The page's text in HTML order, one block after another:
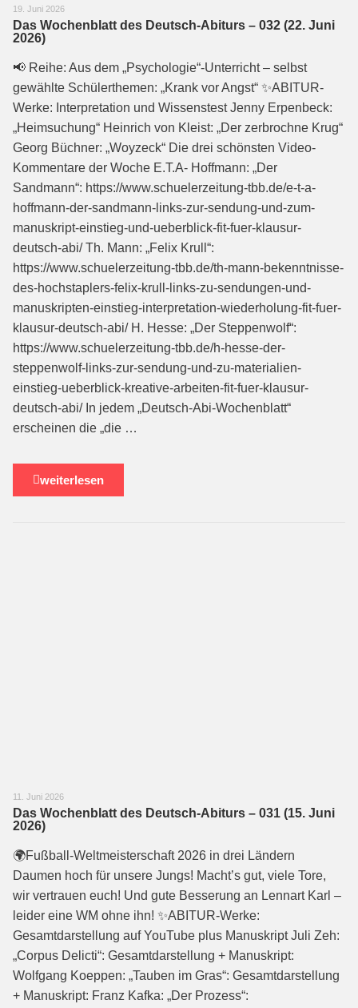
19. Juni 2026
Das Wochenblatt des Deutsch-Abiturs – 032 (22. Juni
2026)
📢 Reihe: Aus dem „Psychologie“-Unterricht – selbst
gewählte Schülerthemen: „Krank vor Angst“ ✨ABITUR-
Werke: Interpretation und Wissenstest Jenny Erpenbeck:
„Heimsuchung“ Heinrich von Kleist: „Der zerbrochne Krug“
Georg Büchner: „Woyzeck“ Die drei schönsten Video-
Kommentare der Woche E.T.A- Hoffmann: „Der
Sandmann“: https://www.schuelerzeitung-tbb.de/e-t-a-
hoffmann-der-sandmann-links-zur-sendung-und-zum-
manuskript-einstieg-und-ueberblick-fit-fuer-klausur-
deutsch-abi/ Th. Mann: „Felix Krull“:
https://www.schuelerzeitung-tbb.de/th-mann-bekenntnisse-
des-hochstaplers-felix-krull-links-zu-sendungen-und-
manuskripten-einstieg-interpretation-wiederholung-fit-fuer-
klausur-deutsch-abi/ H. Hesse: „Der Steppenwolf“:
https://www.schuelerzeitung-tbb.de/h-hesse-der-
steppenwolf-links-zur-sendung-und-zu-materialien-
einstieg-ueberblick-kreative-arbeiten-fit-fuer-klausur-
deutsch-abi/ In jedem „Deutsch-Abi-Wochenblatt“
erscheinen die „die …
weiterlesen
11. Juni 2026
Das Wochenblatt des Deutsch-Abiturs – 031 (15. Juni
2026)
🌍Fußball-Weltmeisterschaft 2026 in drei Ländern
Daumen hoch für unsere Jungs! Macht’s gut, viele Tore,
wir vertrauen euch! Und gute Besserung an Lennart Karl –
leider eine WM ohne ihn! ✨ABITUR-Werke:
Gesamtdarstellung auf YouTube plus Manuskript Juli Zeh:
„Corpus Delicti“: Gesamtdarstellung + Manuskript:
Wolfgang Koeppen: „Tauben im Gras“: Gesamtdarstellung
+ Manuskript: Franz Kafka: „Der Prozess“: